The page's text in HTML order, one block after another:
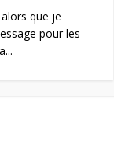
que je
pour les